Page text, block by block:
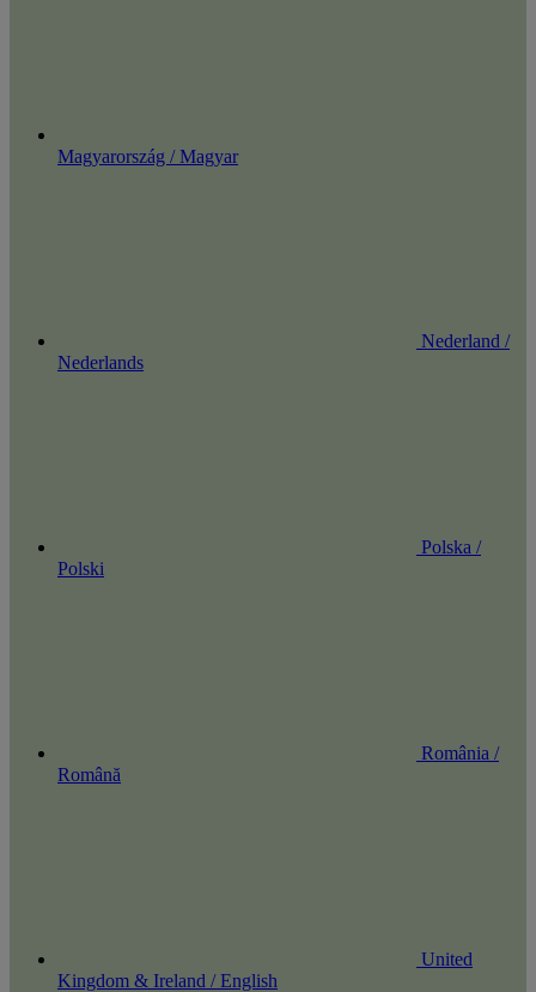
Magyarország / Magyar
Nederland /
Nederlands
Polska /
Polski
România /
Română
United
Kingdom & Ireland / English